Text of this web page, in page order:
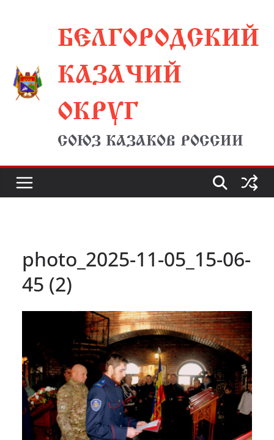
содержимомуБЕЛГОРОДСКИЙ
КАЗАЧИЙ
ОКРУГ
СОЮЗ КАЗАКОВ РОССИИ
photo_2025-11-05_15-06-
45 (2)